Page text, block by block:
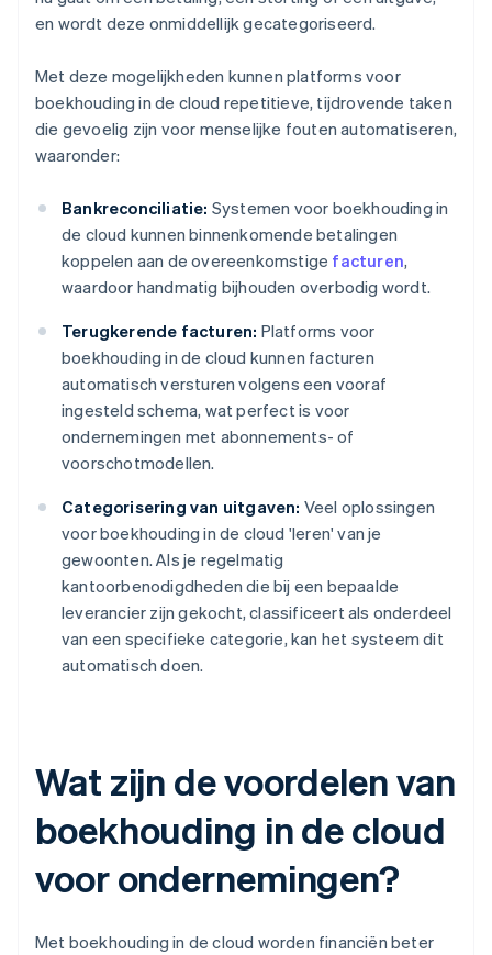
en wordt deze onmiddellijk gecategoriseerd.
Met deze mogelijkheden kunnen platforms voor
boekhouding in de cloud repetitieve, tijdrovende taken
die gevoelig zijn voor menselijke fouten automatiseren,
waaronder:
Bankreconciliatie: Systemen voor boekhouding in
de cloud kunnen binnenkomende betalingen
koppelen aan de overeenkomstige facturen,
waardoor handmatig bijhouden overbodig wordt.
Terugkerende facturen: Platforms voor
boekhouding in de cloud kunnen facturen
automatisch versturen volgens een vooraf
ingesteld schema, wat perfect is voor
ondernemingen met abonnements- of
voorschotmodellen.
Categorisering van uitgaven: Veel oplossingen
voor boekhouding in de cloud 'leren' van je
gewoonten. Als je regelmatig
kantoorbenodigdheden die bij een bepaalde
leverancier zijn gekocht, classificeert als onderdeel
van een specifieke categorie, kan het systeem dit
automatisch doen.
Wat zijn de voordelen van
boekhouding in de cloud
voor ondernemingen?
Met boekhouding in de cloud worden financiën beter